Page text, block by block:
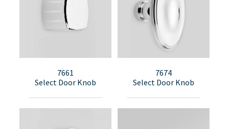
7661
Select Door Knob
7674
Select Door Knob